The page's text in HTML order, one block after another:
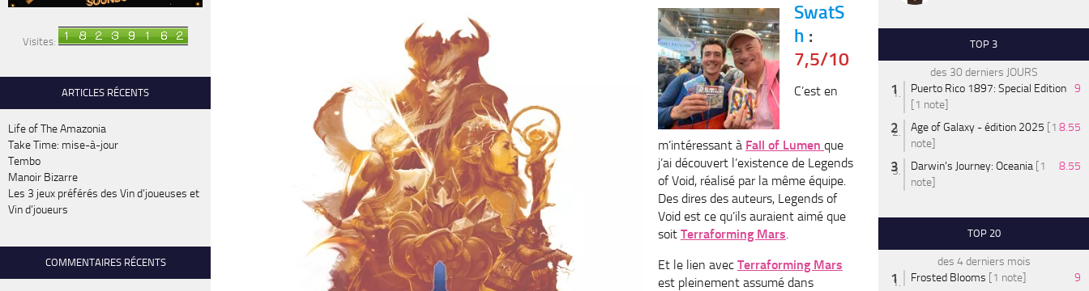
SwatS
h :
7,5/10
C’est en
m’intéressant à Fall of Lumen que
j’ai découvert l’existence de Legends
of Void, réalisé par la même équipe.
Des dires des auteurs, Legends of
Void est ce qu’ils auraient aimé que
soit Terraforming Mars
Et le lien avec Terraforming Mars
est pleinement assumé dans
Visites:
ARTICLES RÉCENTS
Life of The Amazonia
Take Time: mise-à-jour
Tembo
Manoir Bizarre
Les 3 jeux préférés des Vin d’joueuses et
Vin d’joueurs
COMMENTAIRES RÉCENTS
TOP 3
des 30 derniers JOURS
Puerto Rico 1897: Special Edition
[1 note]
9
Age of Galaxy - édition 2025 [1
note]
8.55
Darwin's Journey: Oceania [1
note]
8.55
TOP 20
des 4 derniers mois
Frosted Blooms [1 note]
9